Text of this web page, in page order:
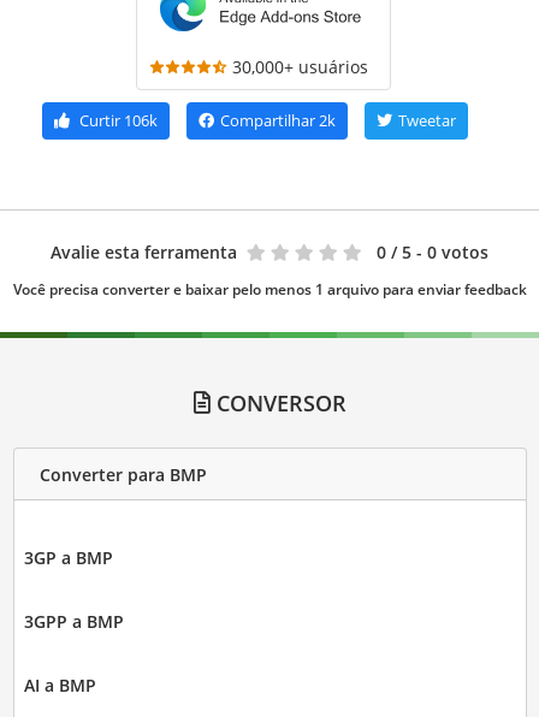
30,000+ usuários
Curtir 106k Compartilhar2k Tweetar
Avalie esta ferramenta 0 / 5 - 0 votos
Você precisa converter e baixar pelo menos 1 arquivo para enviar feedback
CONVERSOR
Converter para BMP
3GP a BMP
3GPP a BMP
AI a BMP